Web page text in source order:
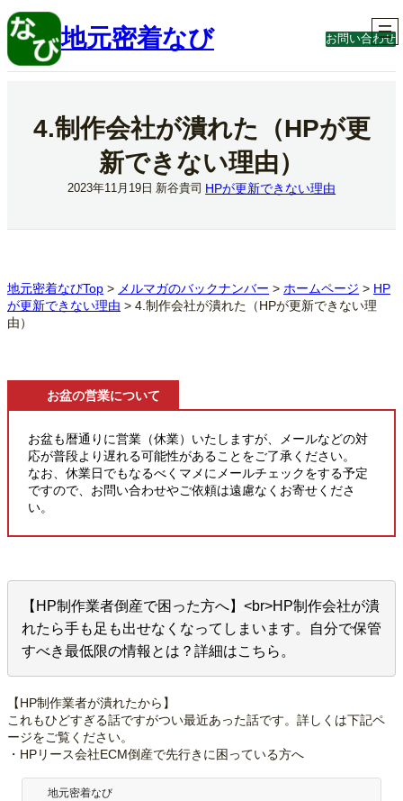
内
容
ス
地元密着なび お問い合わせ
4.制作会社が潰れた（HPが更
新できない理由）
2023年11月19日 新谷貴司 HPが更新できない理由
地元密着なびTop > メルマガのバックナンバー > ホームページ > HP
が更新できない理由 > 4.制作会社が潰れた（HPが更新できない理
由）
お盆の営業について
お盆も暦通りに営業（休業）いたしますが、メールなどの対
応が普段より遅れる可能性があることをご了承ください。
なお、休業日でもなるべくマメにメールチェックをする予定
ですので、お問い合わせやご依頼は遠慮なくお寄せくださ
い。
【HP制作業者倒産で困った方へ】<br>HP制作会社が潰
れたら手も足も出せなくなってしまいます。自分で保管
すべき最低限の情報とは？詳細はこちら。
【HP制作業者が潰れたから】
これもひどすぎる話ですがつい最近あった話です。詳しくは下記ペ
ージをご覧ください。
・HPリース会社ECM倒産で先行きに困っている方へ
地元密着なび